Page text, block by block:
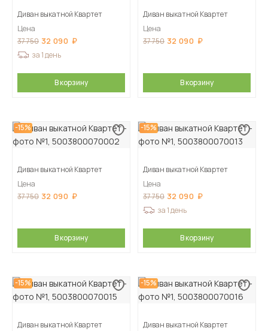
Диван выкатной Квартет
Цена
37 750 32 090
за 1 день
В корзину
Диван выкатной Квартет
Цена
37 750 32 090
В корзину
-15%
Диван выкатной Квартет
Цена
37 750 32 090
В корзину
-15%
Диван выкатной Квартет
Цена
37 750 32 090
за 1 день
В корзину
-15%
Диван выкатной Квартет
-15%
Диван выкатной Квартет